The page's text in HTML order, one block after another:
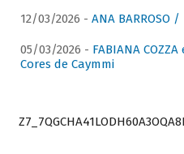
12/03/2026 - ANA BARROSO
05/03/2026 - FABIANA COZZA
Cores de Caymmi